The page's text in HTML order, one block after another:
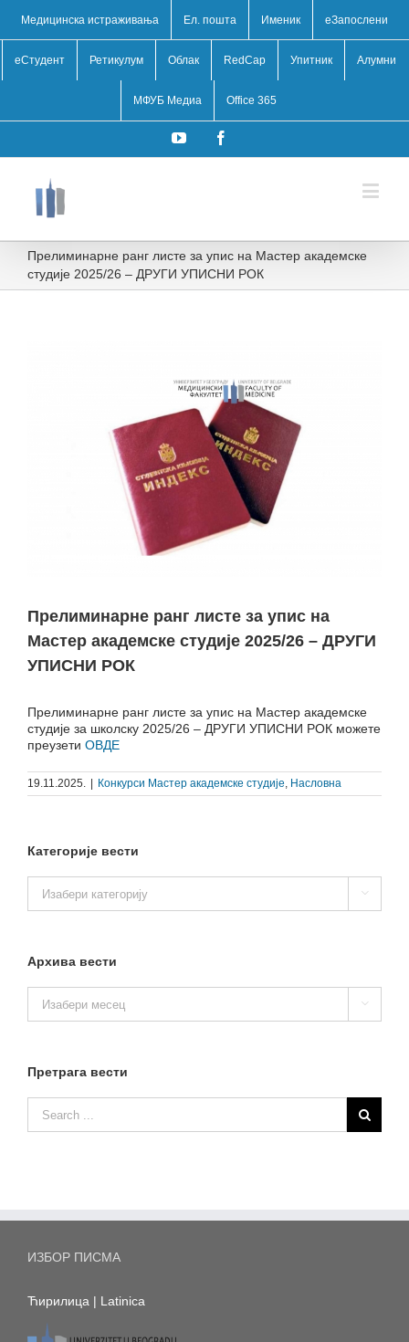
Медицинска истраживања Ел. пошта Именик eЗапослени
еСтудент Ретикулум Облак RedCap Упитник Алумни
МФУБ Медиа Office 365
YouTube
Прелиминарне ранг листе за упис на Мастер академске
студије 2025/26 – ДРУГИ УПИСНИ РОК
Прелиминарне ранг листе за упис на
Мастер академске студије 2025/26 – ДРУГИ
УПИСНИ РОК
Прелиминарне ранг листе за упис на Мастер академске
студије за школску 2025/26 – ДРУГИ УПИСНИ РОК можете
преузети ОВДЕ
19.11.2025. Конкурси Мастер академске студије, Насловна
Категорије вести
вести

Архива вести
вести

Претрага вести
ИЗБОР ПИСМА
Ћирилица | Latinica